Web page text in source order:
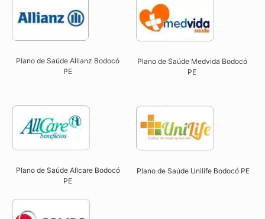
Plano de Saúde Allianz Bodocó
PE​
Plano de Saúde Medvida Bodocó
PE
Plano de Saúde Allcare Bodocó
PE​
Plano de Saúde Unilife Bodocó PE​